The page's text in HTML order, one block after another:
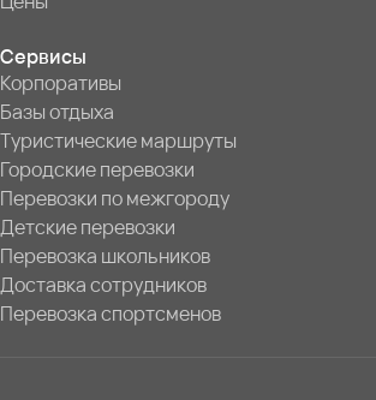
Сервисы
Корпоративы
Базы отдыха
Туристические маршруты
Городские перевозки
Перевозки по межгороду
Детские перевозки
Перевозка школьников
Доставка сотрудников
Перевозка спортсменов